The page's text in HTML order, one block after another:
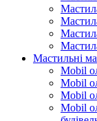
Мастильні
Mobil
Mobil
Mobil
Mobil